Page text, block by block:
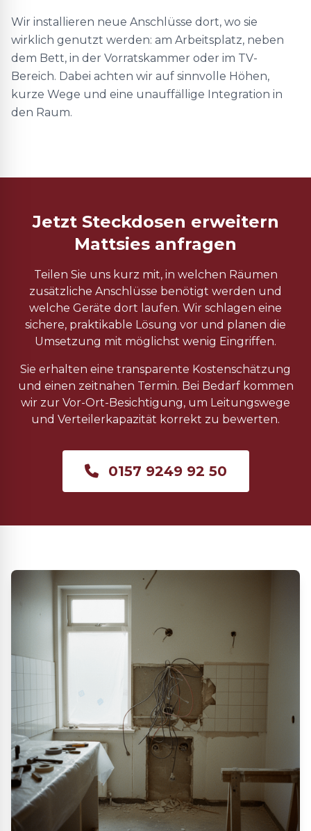
Wir installieren neue Anschlüsse dort, wo sie
wirklich genutzt werden: am Arbeitsplatz, neben
dem Bett, in der Vorratskammer oder im TV-
Bereich. Dabei achten wir auf sinnvolle Höhen,
kurze Wege und eine unauffällige Integration in
den Raum.
Jetzt Steckdosen erweitern
Mattsies anfragen
Teilen Sie uns kurz mit, in welchen Räumen
zusätzliche Anschlüsse benötigt werden und
welche Geräte dort laufen. Wir schlagen eine
sichere, praktikable Lösung vor und planen die
Umsetzung mit möglichst wenig Eingriffen.
Sie erhalten eine transparente Kostenschätzung
und einen zeitnahen Termin. Bei Bedarf kommen
wir zur Vor-Ort-Besichtigung, um Leitungswege
und Verteilerkapazität korrekt zu bewerten.
0157 9249 92 50